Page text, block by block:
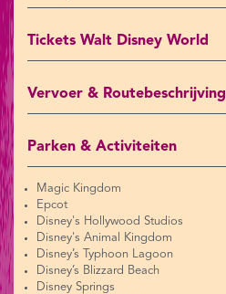
Tickets Walt Disney World
Vervoer & Routebeschrijving
Parken & Activiteiten
Magic Kingdom
Epcot
Disney's Hollywood Studios
Disney's Animal Kingdom
Disney’s Typhoon Lagoon
Disney’s Blizzard Beach
Disney Springs